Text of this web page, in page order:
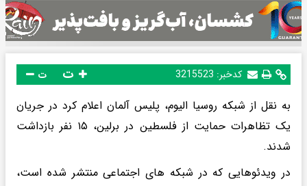
کدخبر: 3215523 ت
به نقل از شبکه روسیا الیوم، پلیس آلمان اعلام کرد در جریان
یک تظاهرات حمایت از فلسطین در برلین، ۱۵ نفر بازداشت
شدند.
در ویدئوهایی که در شبکه های اجتماعی منتشر شده است،